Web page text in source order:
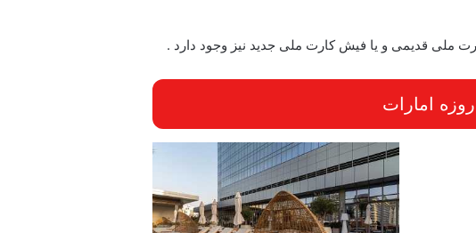
ملی قدیمی و یا فیش کارت ملی جدید نیز وجود دارد .